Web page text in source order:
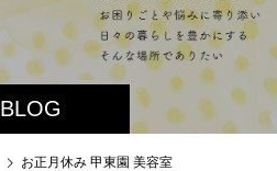
BLOG
お正月休み 甲東園 美容室